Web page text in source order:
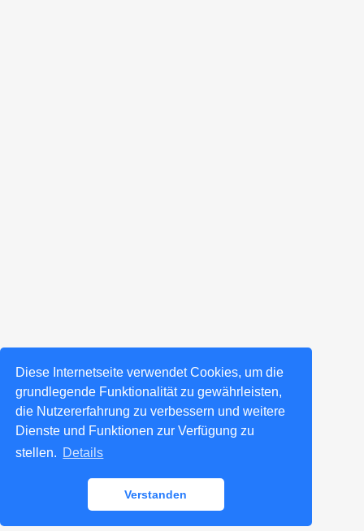
Diese Internetseite verwendet Cookies, um die
grundlegende Funktionalität zu gewährleisten,
die Nutzererfahrung zu verbessern und weitere
Dienste und Funktionen zur Verfügung zu
stellen. Details
Verstanden